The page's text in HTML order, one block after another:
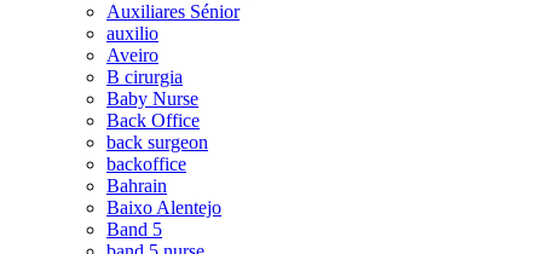
Auxiliares Sénior
auxilio
Aveiro
B cirurgia
Baby Nurse
Back Office
back surgeon
backoffice
Bahrain
Baixo Alentejo
Band 5